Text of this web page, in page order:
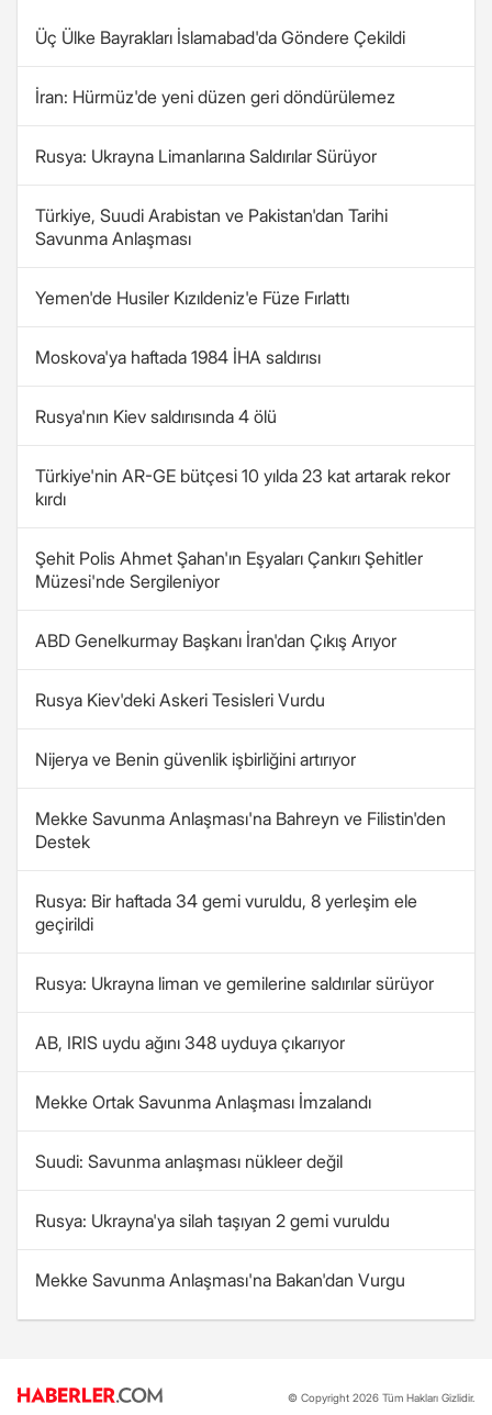
Üç Ülke Bayrakları İslamabad'da Göndere Çekildi
İran: Hürmüz'de yeni düzen geri döndürülemez
Rusya: Ukrayna Limanlarına Saldırılar Sürüyor
Türkiye, Suudi Arabistan ve Pakistan'dan Tarihi
Savunma Anlaşması
Yemen'de Husiler Kızıldeniz'e Füze Fırlattı
Moskova'ya haftada 1984 İHA saldırısı
Rusya'nın Kiev saldırısında 4 ölü
Türkiye'nin AR-GE bütçesi 10 yılda 23 kat artarak rekor
kırdı
Şehit Polis Ahmet Şahan'ın Eşyaları Çankırı Şehitler
Müzesi'nde Sergileniyor
ABD Genelkurmay Başkanı İran'dan Çıkış Arıyor
Rusya Kiev'deki Askeri Tesisleri Vurdu
Nijerya ve Benin güvenlik işbirliğini artırıyor
Mekke Savunma Anlaşması'na Bahreyn ve Filistin'den
Destek
Rusya: Bir haftada 34 gemi vuruldu, 8 yerleşim ele
geçirildi
Rusya: Ukrayna liman ve gemilerine saldırılar sürüyor
AB, IRIS uydu ağını 348 uyduya çıkarıyor
Mekke Ortak Savunma Anlaşması İmzalandı
Suudi: Savunma anlaşması nükleer değil
Rusya: Ukrayna'ya silah taşıyan 2 gemi vuruldu
Mekke Savunma Anlaşması'na Bakan'dan Vurgu
© Copyright 2026 Tüm Hakları Gizlidir.